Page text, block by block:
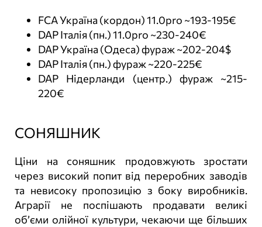
FCA Україна (кордон) 11.0pro ~193-195€
DAP Італія (пн.) 11.0pro ~230-240€
DAP Україна (Одеса) фураж ~202-204$
DAP Італія (пн.) фураж ~220-225€
DAP Нідерланди (центр.) фураж ~215-
220€
СОНЯШНИК
Ціни на соняшник продовжують зростати
через високий попит від переробних заводів
та невисоку пропозицію з боку виробників.
Аграрії не поспішають продавати великі
об’єми олійної культури, чекаючи ще більших